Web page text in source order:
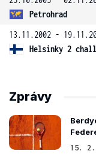
Petrohrad
13.11.2002 -
Helsinky 2
Zprávy
15. 2.